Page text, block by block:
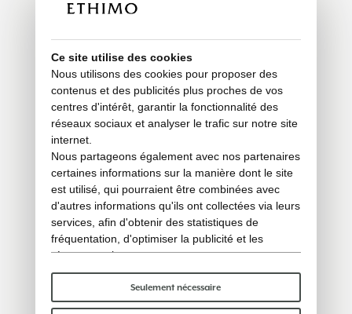
Ce site utilise des cookies
Nous utilisons des cookies pour proposer des
contenus et des publicités plus proches de vos
centres d'intérêt, garantir la fonctionnalité des
réseaux sociaux et analyser le trafic sur notre site
internet.
Nous partageons également avec nos partenaires
certaines informations sur la manière dont le site
est utilisé, qui pourraient être combinées avec
d'autres informations qu'ils ont collectées via leurs
services, afin d'obtenir des statistiques de
fréquentation, d'optimiser la publicité et les
réseaux sociaux.
Certains cookies « techniques » sont
indispensables au bon fonctionnement du site et
ne traitent ni ne partagent aucune donnée
Seulement nécessaire